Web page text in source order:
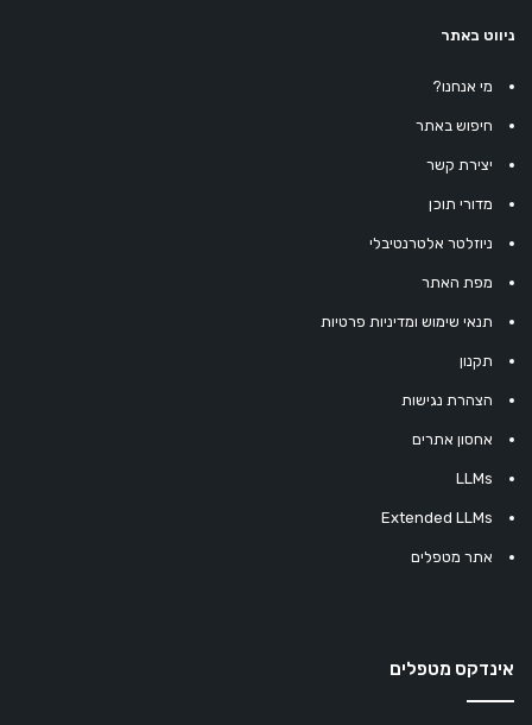
ניווט באתר
מי אנחנו?
חיפוש באתר
יצירת קשר
מדורי תוכן
ניוזלטר אלטרנטיבלי
מפת האתר
תנאי שימוש ומדיניות פרטיות
תקנון
הצהרת נגישות
אחסון אתרים
LLMs
Extended LLMs
אתר מטפלים
אינדקס מטפלים